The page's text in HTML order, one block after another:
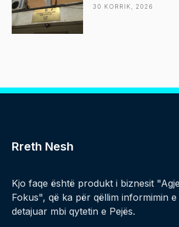
30 KORRIK, 2026
Rreth Nesh
Kjo faqe është produkt i biznesit
Fokus", që ka për qëllim informimin e
detajuar mbi qytetin e Pejës.